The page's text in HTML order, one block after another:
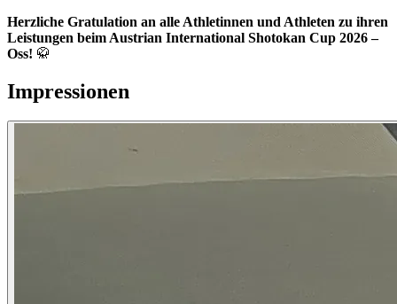
Herzliche Gratulation an alle Athletinnen und Athleten zu ihren
Leistungen beim Austrian International Shotokan Cup 2026 –
Oss! 🥋
Impressionen